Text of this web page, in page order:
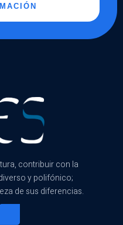
contribuir con la
y polifónico;
de sus diferencias.